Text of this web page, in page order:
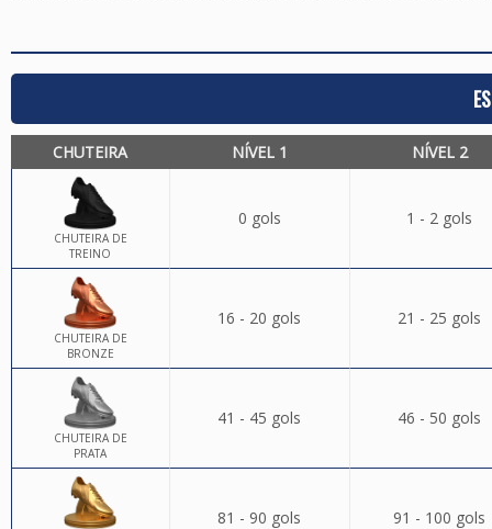
CHUTEIRA NÍVEL 1 NÍVEL 2
CHUTEIRA DE
TREINO
0 gols 1 - 2 gols
CHUTEIRA DE
BRONZE
16 - 20 gols 21 - 25 gols
CHUTEIRA DE
PRATA
41 - 45 gols 46 - 50 gols
81 - 90 gols 91 - 100 gols